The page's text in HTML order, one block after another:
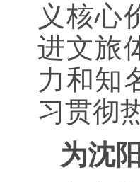
义核心
进文旅
力和知
习贯彻
为沈